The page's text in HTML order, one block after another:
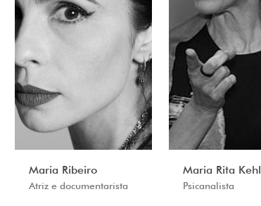
Maria Ribeiro
Atriz e documentarista
Maria Rita Kehl
Psicanalista